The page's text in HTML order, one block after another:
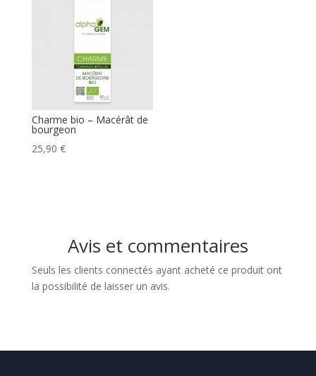
25,90 €.23,30 €.
Charme bio – Macérât de
bourgeon
25,90 €
Avis et commentaires
Seuls les clients connectés ayant acheté ce produit ont
la possibilité de laisser un avis.